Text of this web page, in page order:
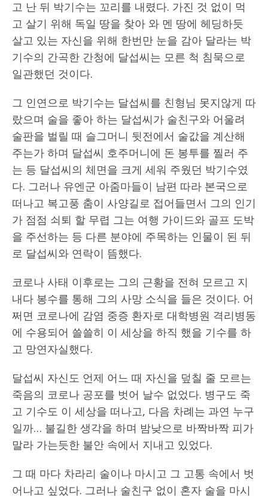
고 난 뒤 박기수는 꼬리를 내렸다. 가진 것 없이 먹
고 살기 위해 독일 땅을 찾아 와 멘 땅에 헤딩하듯
살고 있는 자신을 위해 한번만 눈을 감아 달라는 박
기수의 간곡한 간청에 달섭씨는 모른 척 침묵으로
일관했던 것이다.
그 인연으로 박기수는 달섭씨를 친형님 못지않게 따
랐으며 술을 좋아 하는 달섭씨가 술친구와 어울려
술판을 벌릴 때 슬그머니 뒷전에서 술값을 계산해
주는가 하며 달섭씨 호주머니에 돈 봉투를 찔러 주
는 등 달섭씨의 체면을 크게 세워 주웠던 박기수였
다. 그러나 유엔군 아줌마들이 남편 따라 본국으로
떠나고 복고풍 춤이 사양길로 접어들면서 그의 인기
가 점점 쇠퇴 할 무렵 그는 여행 가이드와 골프 도박
을 주선하는 등 다른 분야에 주목하는 인물이 된 뒤
로 달섭씨와 연락이 뜸했다.
코로나 사태 이후로는 그의 근황을 전혀 모르고 지
내다 봉수를 통해 그의 사망 소식을 들은 것이다. 어
쩌면 코로나에 감염 중증 환자로 대학병원 격리병동
에 수용되어 쓸쓸히 이 세상을 하직 했을 기수를 하
고 망연자실했다.
달섭씨 자신도 언제 어느 때 자신을 덮칠 줄 모르는
죽음의 코로나 공포를 벗어 날수 없었다. 병구도 죽
고 기수도 이 세상을 떠나고, 다음 차례는 과연 누구
일까… 불길한 생각을 하며 밤낮으로 바짝바짝 피가
말라 가는듯한 불안 속에서 지내고 있었다.
그 때 마다 차라리 술이나 마시고 그 고통 속에서 벗
어나고 싶었다. 그러나 술친구 없이 혼자 술을 마시